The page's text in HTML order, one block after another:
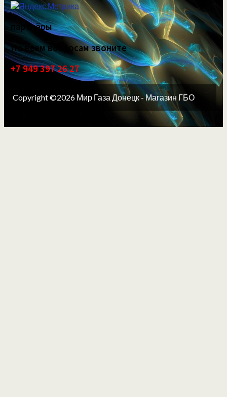
партнёры
По всем вопросам звоните
+7 949 397 26 27
Copyright ©2026 Мир Газа Донецк - Магазин ГБО